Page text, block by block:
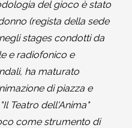
del gioco è stato
(regista della sede
stages condotti da
e radiofonico e
ha maturato
di piazza e
Teatro dell'Anima"
come strumento di